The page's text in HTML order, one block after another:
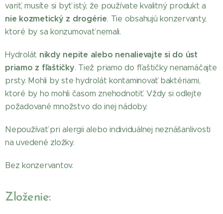
variť, musíte si byť istý, že používate kvalitný produkt a
nie kozmetický z drogérie. Tie obsahujú konzervanty,
ktoré by sa konzumovať nemali.
Hydrolát nikdy nepite alebo nenalievajte si do úst
priamo z fľaštičky. Tiež priamo do fľaštičky nenamáčajte
prsty. Mohli by ste hydrolát kontaminovať baktériami,
ktoré by ho mohli časom znehodnotiť. Vždy si odlejte
požadované množstvo do inej nádoby.
Nepoužívať pri alergii alebo individuálnej neznášanlivosti
na uvedené zložky.
Bez konzervantov.
Zloženie: